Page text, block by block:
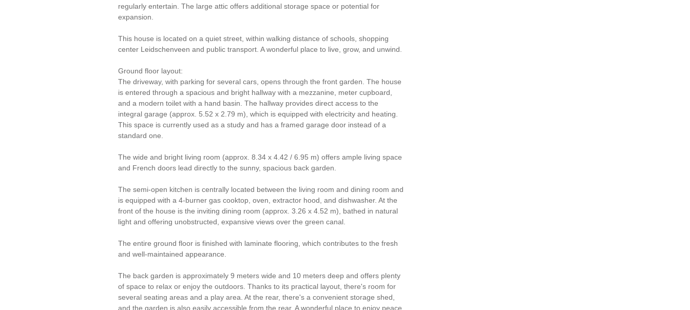
regularly entertain. The large attic offers additional storage space or potential for
expansion.
This house is located on a quiet street, within walking distance of schools, shopping
center Leidschenveen and public transport. A wonderful place to live, grow, and unwind.
Ground floor layout:
The driveway, with parking for several cars, opens through the front garden. The house
is entered through a spacious and bright hallway with a mezzanine, meter cupboard,
and a modern toilet with a hand basin. The hallway provides direct access to the
integral garage (approx. 5.52 x 2.79 m), which is equipped with electricity and heating.
This space is currently used as a study and has a framed garage door instead of a
standard one.
The wide and bright living room (approx. 8.34 x 4.42 / 6.95 m) offers ample living space
and French doors lead directly to the sunny, spacious back garden.
The semi-open kitchen is centrally located between the living room and dining room and
is equipped with a 4-burner gas cooktop, oven, extractor hood, and dishwasher. At the
front of the house is the inviting dining room (approx. 3.26 x 4.52 m), bathed in natural
light and offering unobstructed, expansive views over the green canal.
The entire ground floor is finished with laminate flooring, which contributes to the fresh
and well-maintained appearance.
The back garden is approximately 9 meters wide and 10 meters deep and offers plenty
of space to relax or enjoy the outdoors. Thanks to its practical layout, there's room for
several seating areas and a play area. At the rear, there's a convenient storage shed,
and the garden is also easily accessible from the rear. A wonderful place to enjoy peace